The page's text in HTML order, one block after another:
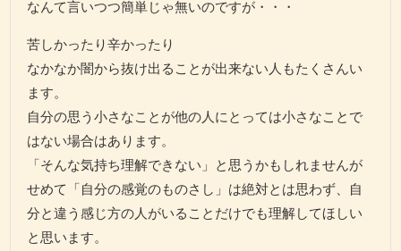
なんて言いつつ簡単じゃ無いのですが・・・
苦しかったり辛かったり
なかなか闇から抜け出ることが出来ない人もたくさんい
ます。
自分の思う小さなことが他の人にとっては小さなことで
はない場合はあります。
「そんな気持ち理解できない」と思うかもしれませんが
せめて「自分の感覚のものさし」は絶対とは思わず、自
分と違う感じ方の人がいることだけでも理解してほしい
と思います。